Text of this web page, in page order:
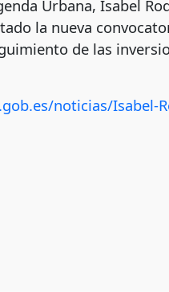
Urbana, Isabel
la nueva
de las
noticias/Isabel-